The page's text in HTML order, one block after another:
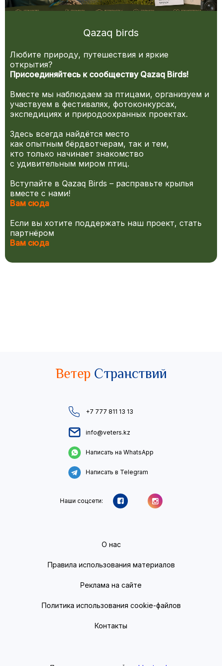
Qazaq birds
Любите природу, путешествия и яркие
открытия?
Присоединяйтесь к сообществу Qazaq Birds!
Вместе мы наблюдаем за птицами, организуем и
участвуем в фестивалях, фотоконкурсах,
экспедициях и природоохранных проектах.
Здесь всегда найдётся место
как опытным бёрдвотчерам, так и тем,
кто только начинает знакомство
с удивительным миром птиц.
Вступайте в Qazaq Birds – расправьте крылья
вместе с нами!
Вам сюда
Если вы хотите поддержать наш проект, стать
партнёром
Вам сюда
Ветер Странствий
+7 777 811 13 13
info@veters.kz
Написать на WhatsApp
Написать в Telegram
Наши соцсети:
О нас
Правила использования материалов
Реклама на сайте
Политика использования cookie-файлов
Контакты